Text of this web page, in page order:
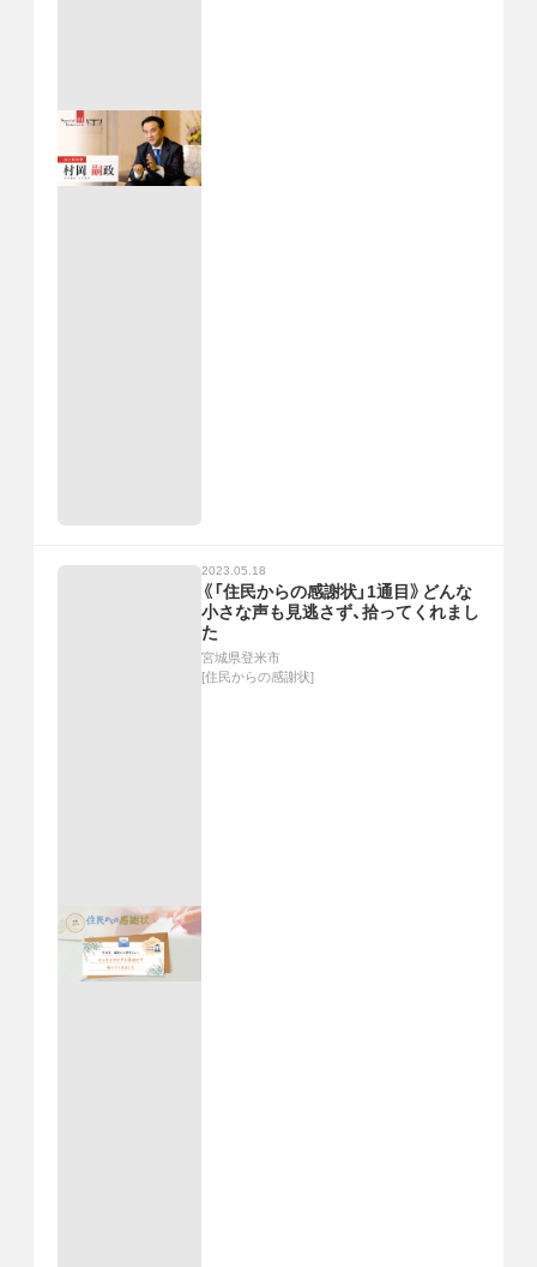
2023.05.18
《「住民からの感謝状」1通目》どんな
小さな声も見逃さず、拾ってくれまし
た
宮城県登米市
[住民からの感謝状]